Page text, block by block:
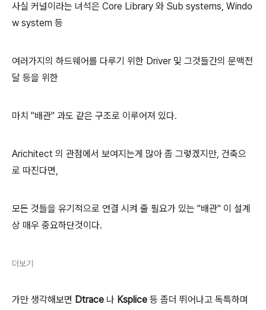
사실 커널이라는 녀석은 Core Library 와 Sub systems, Windo
w system 등
여러가지의 하드웨어를 다루기 위한 Driver 및 그것들간의 문맥전
달 등을 위한
마치 "배관" 과도 같은 구조로 이루어져 있다.
Arichitect 의 관점에서 보여지는게 많아 좀 그렇겠지만, 건축으
로 따진다면,
모든 것들을 유기적으로 연결 시켜 줄 필요가 있는 "배관" 이 설계
상 매우 중요하단것이다.
더보기
가만 생각해보면 Dtrace 나 Ksplice 등 좀더 뛰어나고 독특하며